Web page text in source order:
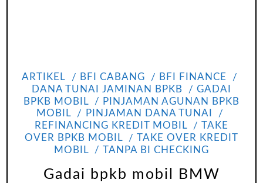
ARTIKEL BFI CABANG
BFI FINANCE
DANA TUNAI JAMINAN BPKB
GADAI
BPKB MOBIL
PINJAMAN AGUNAN BPKB
MOBIL
PINJAMAN DANA TUNAI
REFINANCING KREDIT MOBIL
TAKE
OVER BPKB MOBIL
TAKE OVER KREDIT
MOBIL
TANPA BI CHECKING
Gadai bpkb mobil BMW